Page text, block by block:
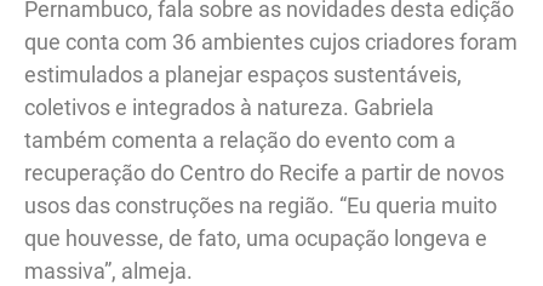
Pernambuco, fala sobre as novidades desta edição
que conta com 36 ambientes cujos criadores foram
estimulados a planejar espaços sustentáveis,
coletivos e integrados à natureza. Gabriela
também comenta a relação do evento com a
recuperação do Centro do Recife a partir de novos
usos das construções na região. “Eu queria muito
que houvesse, de fato, uma ocupação longeva e
massiva”, almeja.